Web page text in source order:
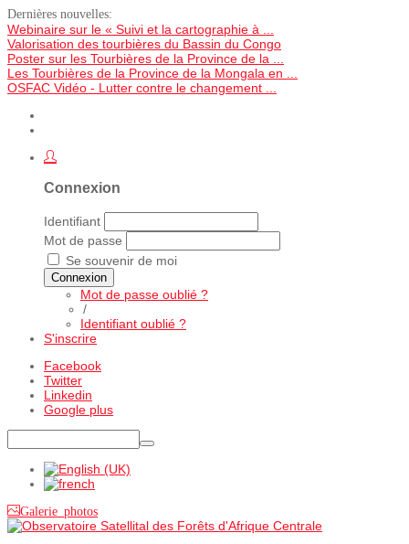
Dernières nouvelles:
Webinaire sur le « Suivi et la cartographie à ...
Valorisation des tourbières du Bassin du Congo
Poster sur les Tourbières de la Province de la ...
Les Tourbières de la Province de la Mongala en ...
OSFAC Vidéo - Lutter contre le changement ...
Connexion
Identifiant
Mot de passe
Se souvenir de moi
Connexion
Mot de passe oublié ?
/
Identifiant oublié ?
S'inscrire
Facebook
Twitter
Linkedin
Google plus
Galerie photos